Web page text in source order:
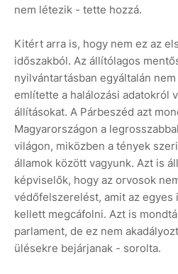
nem létezik - tette hozzá.
Kitért arra is, hogy nem ez az
időszakból. Az állítólagos
nyilvántartásban egyáltalán
említette a halálozási adatokról
állításokat. A Párbeszéd azt
Magyarországon a
világon, miközben a tények
államok között vagyunk. Azt is
képviselők, hogy az orvosok
védőfelszerelést, amit az
kellett megcáfolni. Azt is
parlament, de ez nem
ülésekre bejárjanak - sorolta.